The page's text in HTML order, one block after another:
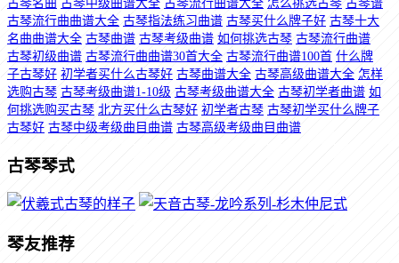
古琴名曲 古琴中级曲谱大全 古琴流行曲谱大全 怎么挑选古琴 古琴谱
古琴流行曲曲谱大全 古琴指法练习曲谱 古琴买什么牌子好 古琴十大
名曲曲谱大全 古琴曲谱 古琴考级曲谱 如何挑选古琴 古琴流行曲谱
古琴初级曲谱 古琴流行曲曲谱30首大全 古琴流行曲谱100首 什么牌
子古琴好 初学者买什么古琴好 古琴曲谱大全 古琴高级曲谱大全 怎样
选购古琴 古琴考级曲谱1-10级 古琴考级曲谱大全 古琴初学者曲谱 如
何挑选购买古琴 北方买什么古琴好 初学者古琴 古琴初学买什么牌子
古琴好 古琴中级考级曲目曲谱 古琴高级考级曲目曲谱
古琴琴式
琴友推荐